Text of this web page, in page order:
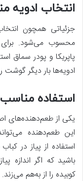
انتخاب ادویه
جزئیاتی همچون
محسوب می‌شود. برای
پاپریکا و پودر سماق
ادویه‌ها بار دیگر
استفاده مناسب
یکی از طعم‌دهنده‌های
این طعم‌دهنده
استفاده از پیاز در
باشید که اگر اندازه
کوبیده را از به‌هم می‌زند.